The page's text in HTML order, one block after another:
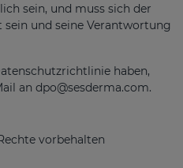
sein, und muss sich der
und seine Verantwortung
haben,
an dpo@sesderma.com.
vorbehalten